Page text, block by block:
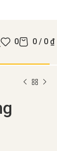
0 0 / 0 ₫